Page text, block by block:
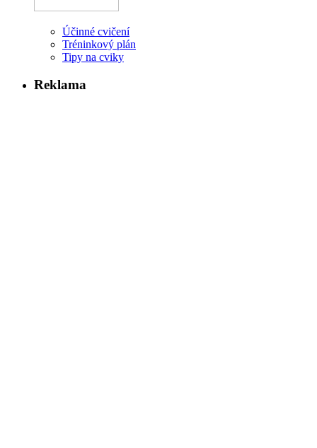
Účinné cvičení
Tréninkový plán
Tipy na cviky
Reklama